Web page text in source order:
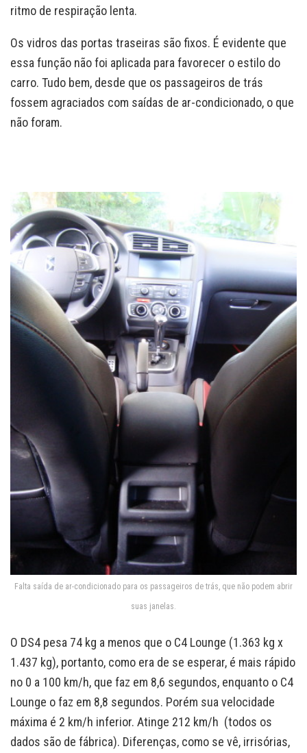
ritmo de respiração lenta.
Os vidros das portas traseiras são fixos. É evidente que
essa função não foi aplicada para favorecer o estilo do
carro. Tudo bem, desde que os passageiros de trás
fossem agraciados com saídas de ar-condicionado, o que
não foram.
Falta saída de ar-condicionado para os passageiros de trás, que não podem abrir
suas janelas.
O DS4 pesa 74 kg a menos que o C4 Lounge (1.363 kg x
1.437 kg), portanto, como era de se esperar, é mais rápido
no 0 a 100 km/h, que faz em 8,6 segundos, enquanto o C4
Lounge o faz em 8,8 segundos. Porém sua velocidade
máxima é 2 km/h inferior. Atinge 212 km/h (todos os
dados são de fábrica). Diferenças, como se vê, irrisórias,